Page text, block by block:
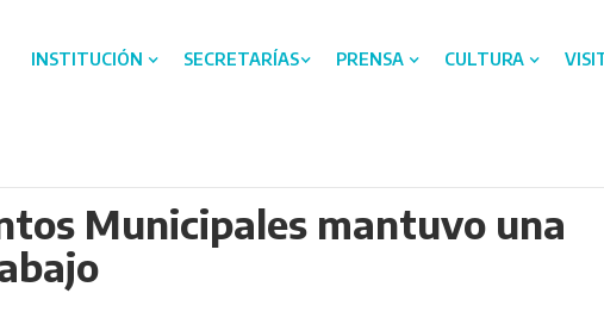
INSTITUCIÓN SECRETARÍAS PRENSA CULTURA
Municipales mantuvo una